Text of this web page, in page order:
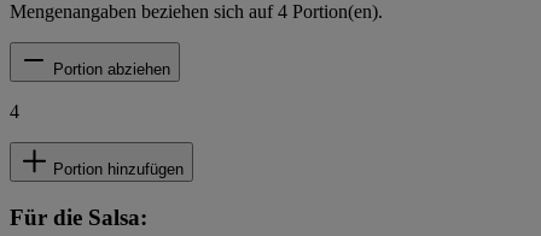
Mengenangaben beziehen sich auf4 Portion(en).
Portion abziehen
4
Portion hinzufügen
Für die Salsa: